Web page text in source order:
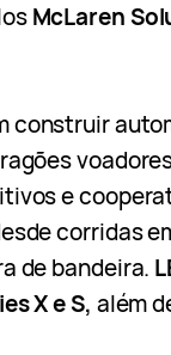
McLaren
construir
e
corridas
de bandeira.
X e S, além